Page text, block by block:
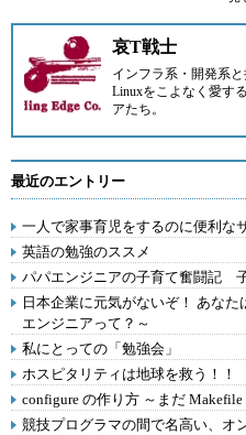
哀T戦士
インフラ系・開発系
Linuxをこよなく愛する
アたち。
最近のエントリー
一人で家事育児をするのに便利な
英語の勉強のススメ
パパエンジニアの子育て奮闘記
日本企業に元気がないぞ！ あな
エンジニアって？～
私にとっての「勉強会」
ホスピタリティは地球を救う！！
configure の作り方 ～まだ
競技プログラマの間で名高い、オ